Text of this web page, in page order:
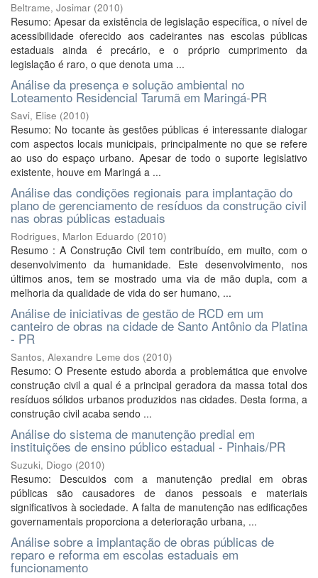
Beltrame, Josimar (2010)
Resumo: Apesar da existência de legislação específica, o nível de
acessibilidade oferecido aos cadeirantes nas escolas públicas
estaduais ainda é precário, e o próprio cumprimento da
legislação é raro, o que denota uma ...
Análise da presença e solução ambiental no
Loteamento Residencial Tarumã em Maringá-PR
Savi, Elise (2010)
Resumo: No tocante às gestões públicas é interessante dialogar
com aspectos locais municipais, principalmente no que se refere
ao uso do espaço urbano. Apesar de todo o suporte legislativo
existente, houve em Maringá a ...
Análise das condições regionais para implantação do
plano de gerenciamento de resíduos da construção civil
nas obras públicas estaduais
Rodrigues, Marlon Eduardo (2010)
Resumo : A Construção Civil tem contribuído, em muito, com o
desenvolvimento da humanidade. Este desenvolvimento, nos
últimos anos, tem se mostrado uma via de mão dupla, com a
melhoria da qualidade de vida do ser humano, ...
Análise de iniciativas de gestão de RCD em um
canteiro de obras na cidade de Santo Antônio da Platina
- PR
Santos, Alexandre Leme dos (2010)
Resumo: O Presente estudo aborda a problemática que envolve
construção civil a qual é a principal geradora da massa total dos
resíduos sólidos urbanos produzidos nas cidades. Desta forma, a
construção civil acaba sendo ...
Análise do sistema de manutenção predial em
instituições de ensino público estadual - Pinhais/PR
Suzuki, Diogo (2010)
Resumo: Descuidos com a manutenção predial em obras
públicas são causadores de danos pessoais e materiais
significativos à sociedade. A falta de manutenção nas edificações
governamentais proporciona a deterioração urbana, ...
Análise sobre a implantação de obras públicas de
reparo e reforma em escolas estaduais em
funcionamento